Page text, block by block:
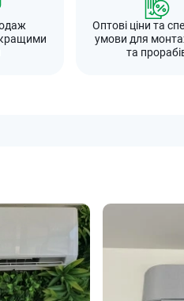
Оптові ціни та
умови для
та